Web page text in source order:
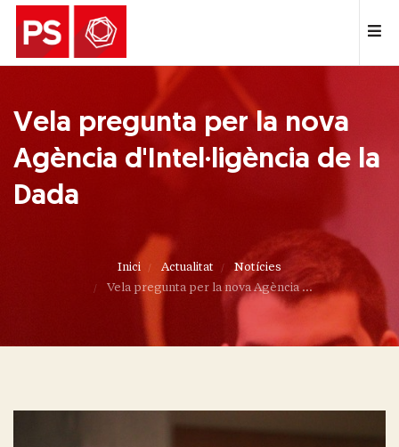
Vela pregunta per la nova
Agència d'Intel·ligència de la
Dada
Inici Actualitat
Notícies
Vela pregunta per la nova Agència ...